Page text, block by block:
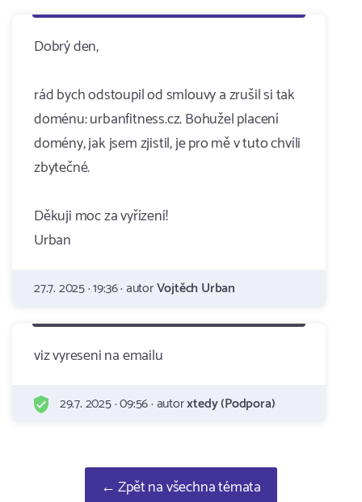
Dobrý den,
rád bych odstoupil od smlouvy a zrušil si tak
doménu: urbanfitness.cz. Bohužel placení
domény, jak jsem zjistil, je pro mě v tuto chvíli
zbytečné.
Děkuji moc za vyřízení!
Urban
27.7. 2025 · 19:36 · autorVojtěch Urban
viz vyreseni na emailu
29.7. 2025 · 09:56 · autorxtedy (Podpora)
← Zpět na všechna témata